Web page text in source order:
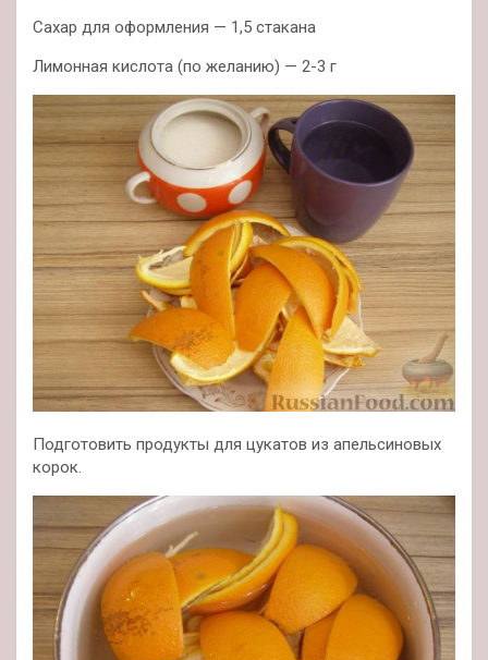
Сахар для оформления — 1,5 стакана
Лимонная кислота (по желанию) — 2-3 г
Подготовить продукты для цукатов из апельсиновых
корок.